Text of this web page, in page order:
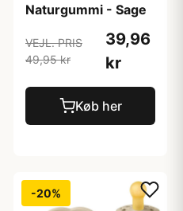
Naturgummi - Sage
VEJL. PRIS
49,95 kr
39,96
kr
Køb her
-20%